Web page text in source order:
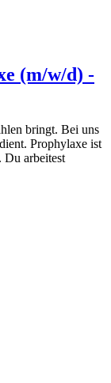
(m/w/d) -
bringt. Bei uns
Prophylaxe ist
Du arbeitest